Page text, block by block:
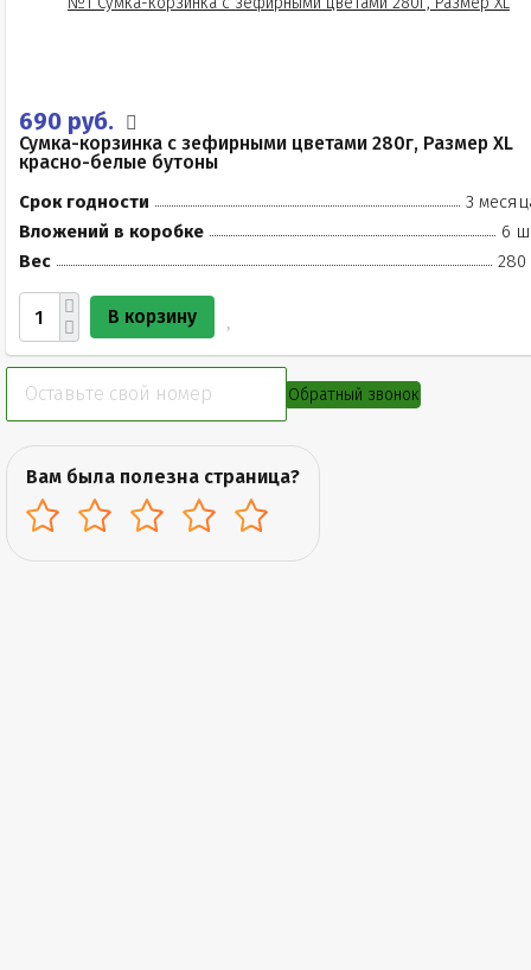
690 руб.
Сумка-корзинка с зефирными цветами 280г, Размер XL
красно-белые бутоны
Срок годности
3
Вложений в коробке
6
Вес
280
В корзину
Обратный звонок
Вам была полезна страница?